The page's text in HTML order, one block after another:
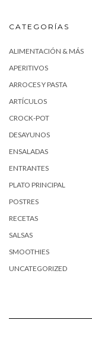
CATEGORÍAS
ALIMENTACIÓN & MÁS
APERITIVOS
ARROCES Y PASTA
ARTÍCULOS
CROCK-POT
DESAYUNOS
ENSALADAS
ENTRANTES
PLATO PRINCIPAL
POSTRES
RECETAS
SALSAS
SMOOTHIES
UNCATEGORIZED